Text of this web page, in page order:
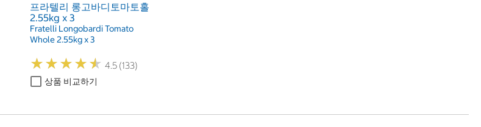
프라텔리 롱고바디토마토홀
2.55kg x 3
Fratelli Longobardi Tomato
Whole 2.55kg x 3
★★★★★
★★★★★ 4.5 (133)
상품 비교하기